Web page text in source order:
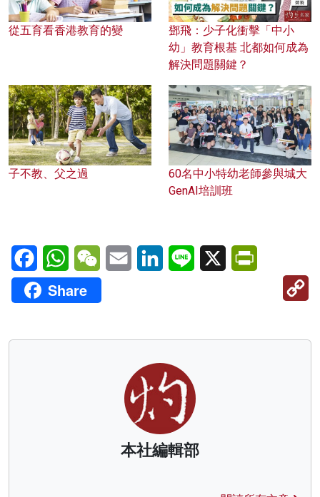
從五育看香港教育的變
鄧飛：少子化衝擊「中小
幼」教育根基 北都如何成為
解決問題關鍵？
子不教、父之過
60名中小特幼老師參與城大
GenAI培訓班
FacebookWhatsAppWeChatEmail LinkedInLine X
Share
本社編輯部